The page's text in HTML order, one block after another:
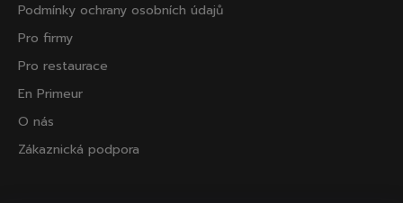
Podmínky ochrany osobních údajů
Pro firmy
Pro restaurace
En Primeur
O nás
Zákaznická podpora